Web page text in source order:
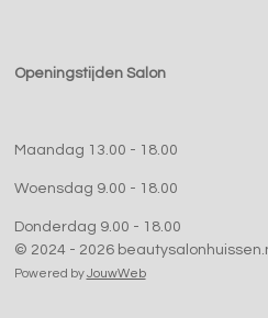
Openingstijden Salon
Maandag 13.00 - 18.00
Woensdag 9.00 - 18.00
Donderdag 9.00 - 18.00
© 2024 - 2026
Powered byJouwWeb